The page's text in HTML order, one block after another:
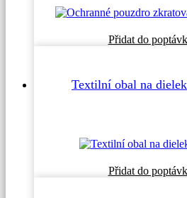
Přidat do
Textilní obal na
Přidat do